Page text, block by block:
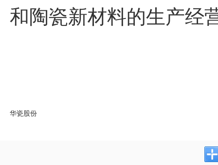
和陶瓷新材料的生产经
华瓷股份